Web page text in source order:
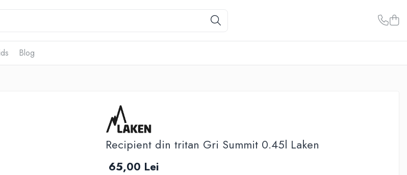
Blog
Recipient din tritan Gri Summit 0.45l Laken
65,00 Lei